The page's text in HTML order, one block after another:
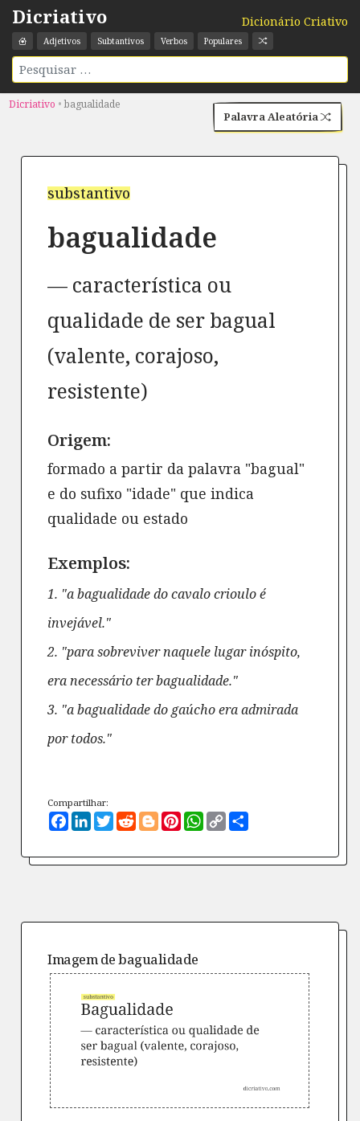
Dicriativo Dicionário Criativo
Adjetivos Subtantivos Verbos Populares
Dicriativo • bagualidade
Palavra Aleatória
substantivo
bagualidade
característica ou
qualidade de ser bagual
(valente, corajoso,
resistente)
Origem:
formado a partir da palavra "bagual"
e do sufixo "idade" que indica
qualidade ou estado
Exemplos:
1. "a bagualidade do cavalo crioulo é
invejável."
2. "para sobreviver naquele lugar inóspito,
era necessário ter bagualidade."
3. "a bagualidade do gaúcho era admirada
por todos."
Compartilhar:
Facebook
LinkedIn
TwitterRedditBloggerPinterest
WhatsApp
Copy
Link
Imagem debagualidade